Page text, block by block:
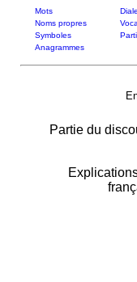
Mots
Noms propres
Symboles
Anagrammes
Partie du